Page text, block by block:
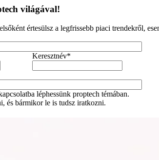
világával!
értesülsz a legfrissebb piaci trendekről,
Keresztnév*
léphessünk proptech témában.
és bármikor le is tudsz iratkozni.